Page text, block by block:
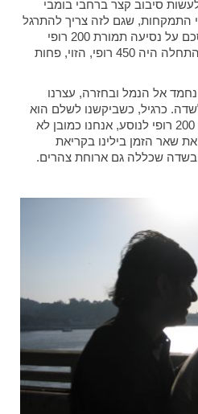
סיבוב קצר ברחבי בומבי
התמקחות, שגם לזה צריך להתרגל
בטיול להודו, הגענו איתו להסכם על נסיעה תמורת 200 רופי
לשעה כשמחיר שהוא דרש בהתחלה היה 450 רופי, הזוי, פחות
אל הנמל ובחזרה, עצרנו
כרגיל, כשביקשנו לשלם הוא
דרש כפול, פתאום זה הפך ל- 200 רופי לנוסע, אנחנו כמובן לא
קיבל 200 רופי. את שאר הזמן בילינו בקריאת
שכללה גם ארוחת צהרים.